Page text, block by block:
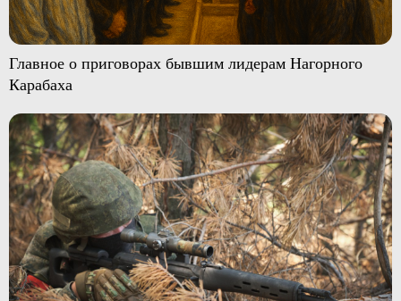
Главное о приговорах бывшим лидерам Нагорного
Карабаха